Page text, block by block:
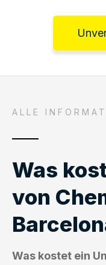
ALLE
Was
von
Was kostet ein